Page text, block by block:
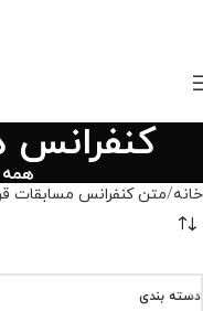
کنفرانس
همه
خانه متن کنفرانس مسابقات
دسته بندی